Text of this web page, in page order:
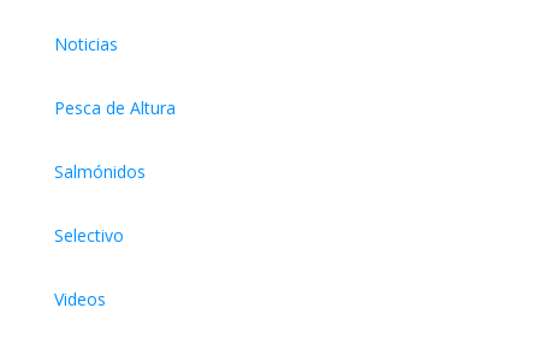
Noticias
Pesca de Altura
Salmónidos
Selectivo
Videos